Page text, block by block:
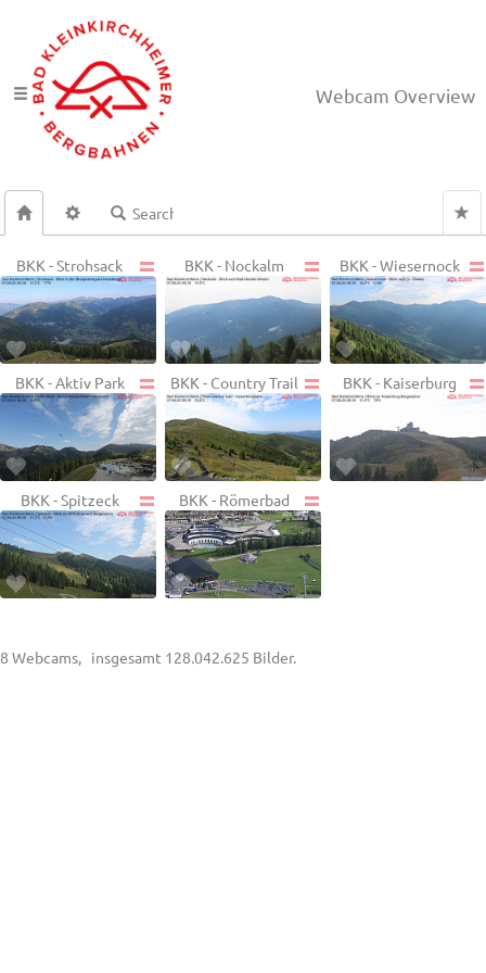
Webcam Overview
BKK - Strohsack BKK - Nockalm BKK - Wiesernock
BKK - Aktiv Park BKK - Country Trail BKK - Kaiserburg
BKK - Spitzeck BKK - Römerbad
8 Webcams, insgesamt 128.042.625 Bilder.